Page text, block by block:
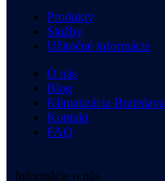
Produkty
Služby
Užitočné informácie
O nás
Blog
Klimatizácia Bratislava
Kontakt
FAQ
Informácie o nás